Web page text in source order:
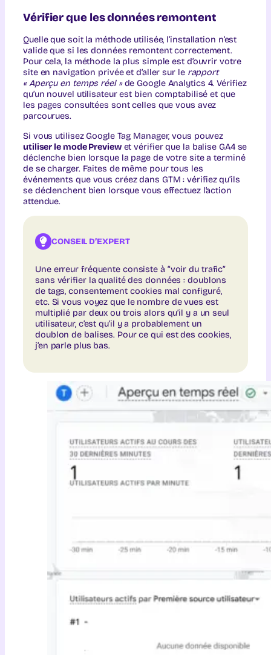
Vérifier que les données remontent
Quelle que soit la méthode utilisée, l’installation n’est
valide que si les données remontent correctement.
Pour cela, la méthode la plus simple est d’ouvrir votre
site en navigation privée et d’aller sur le rapport
« Aperçu en temps réel »de Google Analytics 4. Vérifiez
qu’un nouvel utilisateur est bien comptabilisé et que
les pages consultées sont celles que vous avez
parcourues.
Si vous utilisez Google Tag Manager, vous pouvez
utiliser le mode Previewet vérifier que la balise GA4 se
déclenche bien lorsque la page de votre site a terminé
de se charger. Faites de même pour tous les
événements que vous créez dans GTM : vérifiez qu’ils
se déclenchent bien lorsque vous effectuez l’action
attendue.
CONSEIL D’EXPERT
Une erreur fréquente consiste à “voir du trafic”
sans vérifier la qualité des données : doublons
de tags, consentement cookies mal configuré,
etc. Si vous voyez que le nombre de vues est
multiplié par deux ou trois alors qu’il y a un seul
utilisateur, c’est qu’il y a probablement un
doublon de balises. Pour ce qui est des cookies,
j’en parle plus bas.